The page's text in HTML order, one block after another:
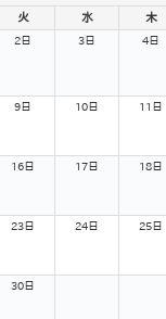
火 水 木
2日 3日 4日
9日 10日 11日
16日 17日 18日
23日 24日 25日
30日